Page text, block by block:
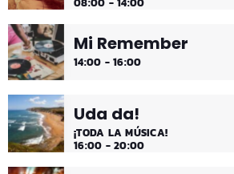
08:00 - 14:00
Mi Remember
14:00 - 16:00
Uda da!
¡TODA LA MÚSICA!
16:00 - 20:00